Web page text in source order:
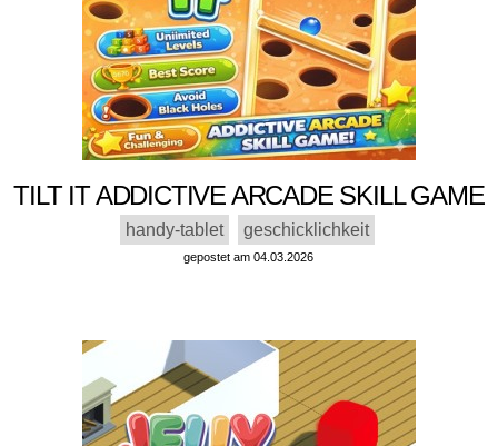
TILT IT ADDICTIVE ARCADE SKILL GAME
handy-tablet geschicklichkeit
gepostet am 04.03.2026